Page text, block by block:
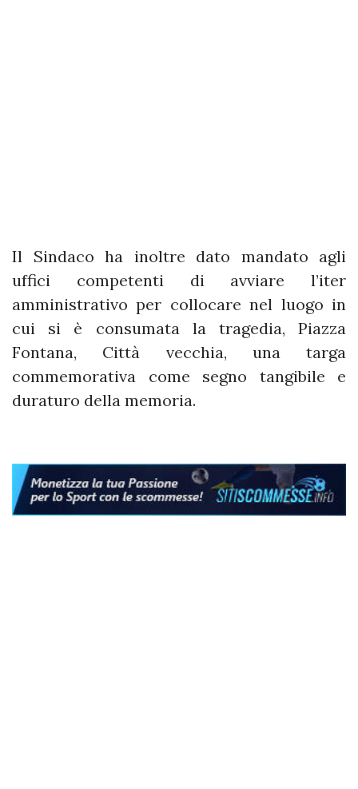
Il Sindaco ha inoltre dato mandato agli
uffici competenti di avviare l’iter
amministrativo per collocare nel luogo in
cui si è consumata la tragedia, Piazza
Fontana, Città vecchia, una targa
commemorativa come segno tangibile e
duraturo della memoria.